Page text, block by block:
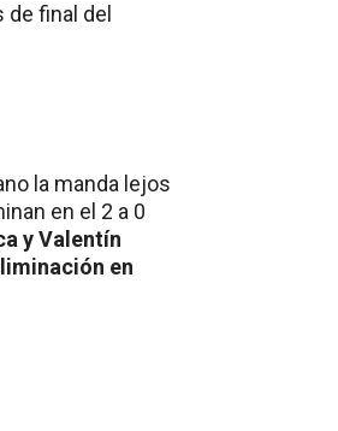
de final del
la manda lejos
en el 2 a 0
y Valentín
en